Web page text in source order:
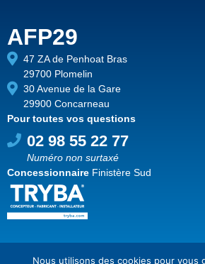
AFP29
47 ZA de Penhoat Bras
29700 Plomelin
30 Avenue de la Gare
29900 Concarneau
Pour toutes vos questions
02 98 55 22 77
Numéro non surtaxé
Concessionnaire Finistère Sud
Nous utilisons des cookies pour vous